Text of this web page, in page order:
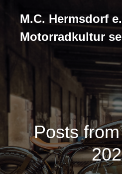
M.C. Hermsdorf
Motorradkultur
Posts